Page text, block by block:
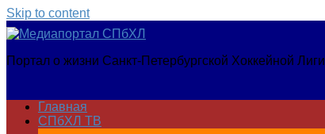
Skip to content
Медиапортал
Портал о жизни Санкт-Петербургской Хоккейной Лиги
Главная
СПбХЛ ТВ